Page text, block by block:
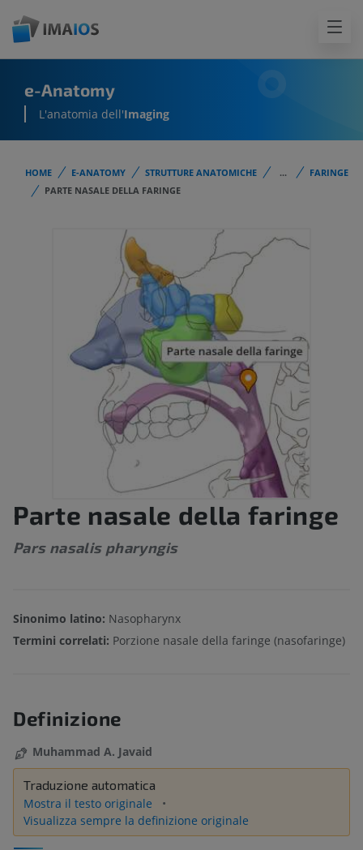
e-Anatomy
L'anatomia dell'Imaging
HOME E-ANATOMY STRUTTURE ANATOMICHE ...
FARINGE
PARTE NASALE DELLA FARINGE
Parte nasale della faringe
Pars nasalis pharyngis
Sinonimo latino: Nasopharynx
Termini correlati: Porzione nasale della faringe (nasofaringe)
Definizione
Muhammad A. Javaid
Traduzione automatica
Mostra il testo originale
Visualizza sempre la definizione originale